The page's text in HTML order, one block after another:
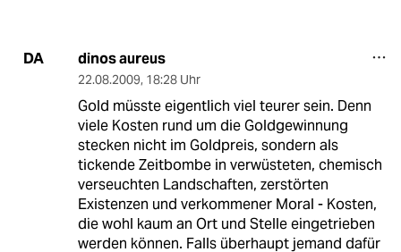
DA dinos aureus
22.08.2009, 18:28 Uhr
Gold müsste eigentlich viel teurer sein. Denn
viele Kosten rund um die Goldgewinnung
stecken nicht im Goldpreis, sondern als
tickende Zeitbombe in verwüsteten, chemisch
verseuchten Landschaften, zerstörten
Existenzen und verkommener Moral - Kosten,
die wohl kaum an Ort und Stelle eingetrieben
werden können. Falls überhaupt jemand dafür